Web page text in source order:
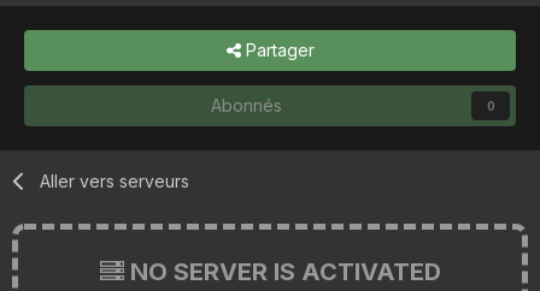
Partager
Abonnés 0
Aller vers serveurs
NO SERVER IS ACTIVATED